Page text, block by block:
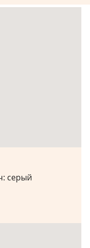
серый